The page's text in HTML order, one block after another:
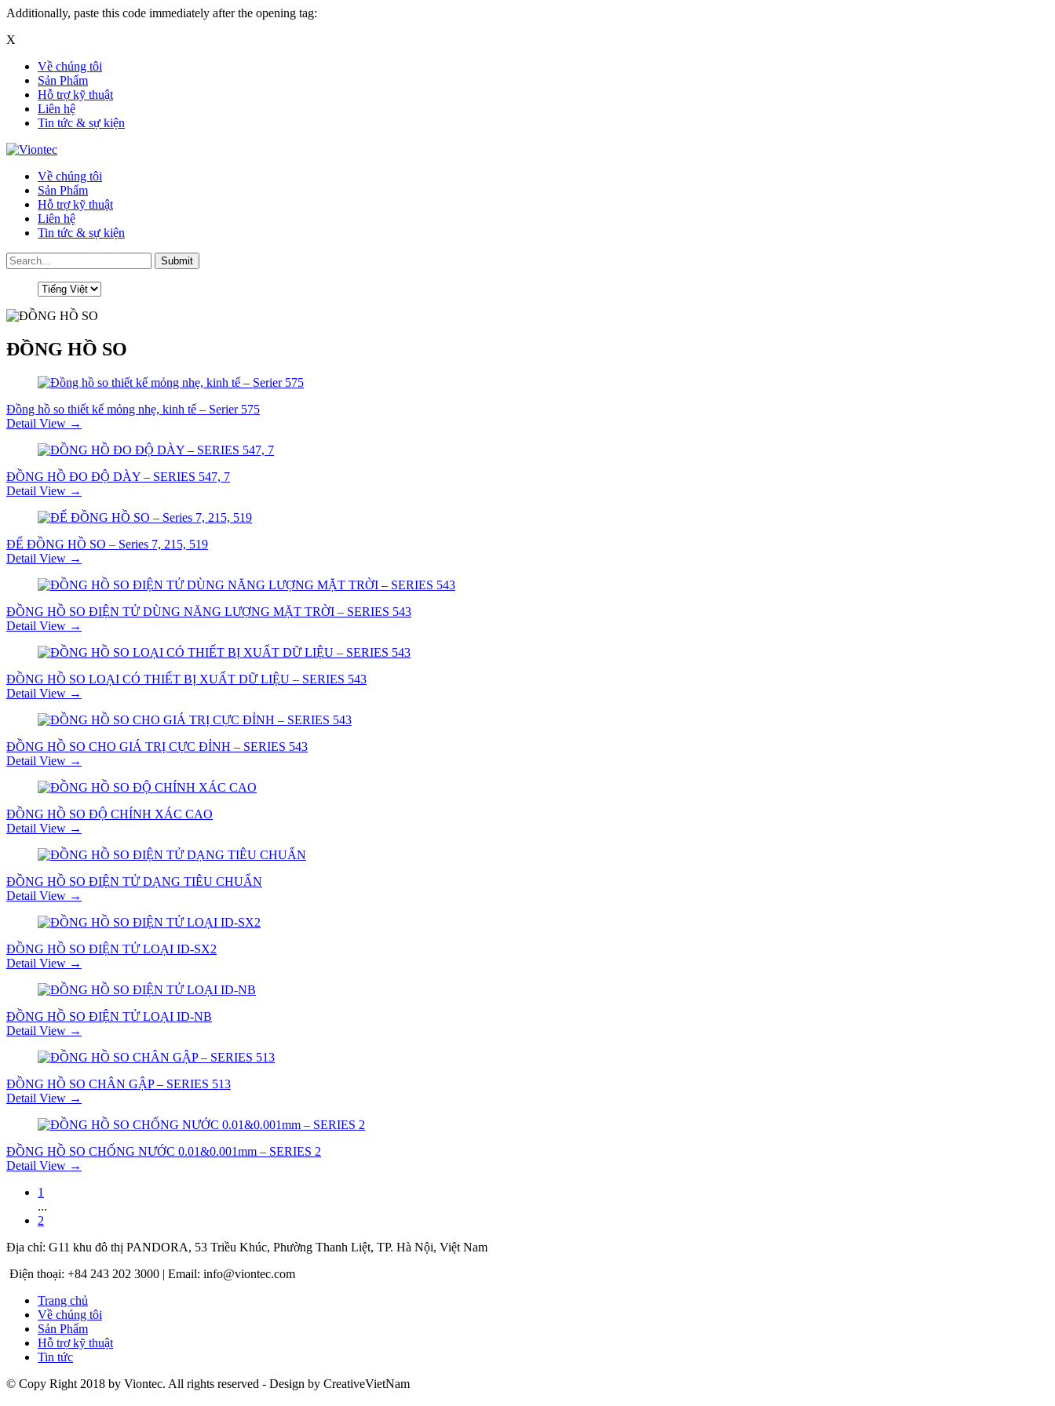
Additionally, paste this code immediately after the opening tag:
X
Về chúng tôi
Sản Phẩm
Hỗ trợ kỹ thuật
Liên hệ
Tin tức & sự kiện
Về chúng tôi
Sản Phẩm
Hỗ trợ kỹ thuật
Liên hệ
Tin tức & sự kiện
ĐỒNG HỒ SO
Đồng hồ so thiết kế mỏng nhẹ, kinh tế – Serier 575
Detail View →
ĐỒNG HỒ ĐO ĐỘ DÀY – SERIES 547, 7
Detail View →
ĐẾ ĐỒNG HỒ SO – Series 7, 215, 519
Detail View →
ĐỒNG HỒ SO ĐIỆN TỬ DÙNG NĂNG LƯỢNG MẶT TRỜI – SERIES 543
Detail View →
ĐỒNG HỒ SO LOẠI CÓ THIẾT BỊ XUẤT DỮ LIỆU – SERIES 543
Detail View →
ĐỒNG HỒ SO CHO GIÁ TRỊ CỰC ĐỈNH – SERIES 543
Detail View →
ĐỒNG HỒ SO ĐỘ CHÍNH XÁC CAO
Detail View →
ĐỒNG HỒ SO ĐIỆN TỬ DẠNG TIÊU CHUẨN
Detail View →
ĐỒNG HỒ SO ĐIỆN TỬ LOẠI ID-SX2
Detail View →
ĐỒNG HỒ SO ĐIỆN TỬ LOẠI ID-NB
Detail View →
ĐỒNG HỒ SO CHÂN GẬP – SERIES 513
Detail View →
ĐỒNG HỒ SO CHỐNG NƯỚC 0.01&0.001mm – SERIES 2
Detail View →
1
...
2
Địa chỉ: G11 khu đô thị PANDORA, 53 Triều Khúc, Phường Thanh Liệt, TP. Hà Nội, Việt Nam
Điện thoại: +84 243 202 3000 | Email: info@viontec.com
Trang chủ
Về chúng tôi
Sản Phẩm
Hỗ trợ kỹ thuật
Tin tức
© Copy Right 2018 by Viontec. All rights reserved - Design by CreativeVietNam